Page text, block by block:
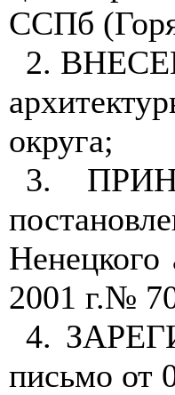
ССПб
2.
округа;
3.
Ненецкого
2001 г.№
4.
письмо от